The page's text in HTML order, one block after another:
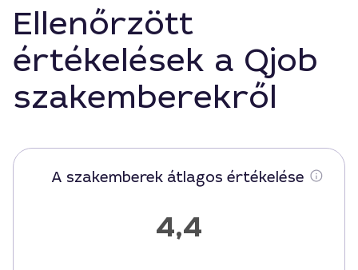
Ellenőrzött
értékelések a Qjob
szakemberekről
A szakemberek átlagos értékelése
4,4